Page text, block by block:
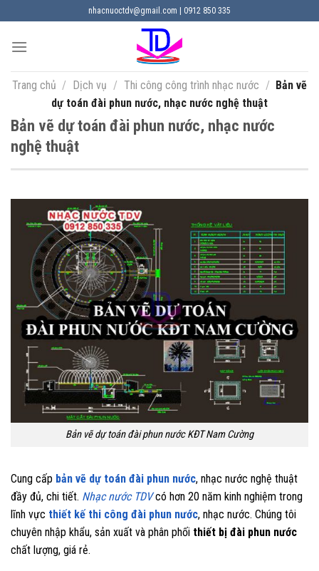
đến
nhacnuoctdv@gmail.com | 0912 850 335
Trang chủ / Dịch vụ / Thi công công trình nhạc nước / Bản vẽ
dự toán đài phun nước, nhạc nước nghệ thuật
Bản vẽ dự toán đài phun nước, nhạc nước
nghệ thuật
Bản vẽ dự toán đài phun nước KĐT Nam Cường
Cung cấp bản vẽ dự toán đài phun nước, nhạc nước nghệ thuật
đầy đủ, chi tiết. Nhạc nước TDVcó hơn 20 năm kinh nghiệm trong
lĩnh vực thiết kế thi công đài phun nước, nhạc nước. Chúng tôi
chuyên nhập khẩu, sản xuất và phân phối thiết bị đài phun nước
chất lượng, giá rẻ.